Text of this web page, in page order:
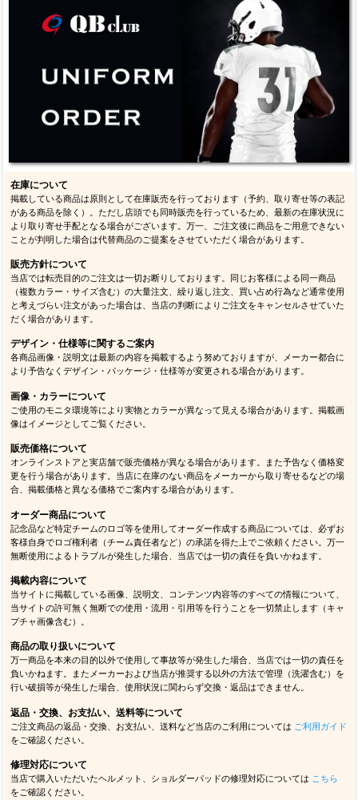
在庫について
掲載している商品は原則として在庫販売を行っております（予約、取り寄せ等の表記
がある商品を除く）。ただし店頭でも同時販売を行っているため、最新の在庫状況に
より取り寄せ手配となる場合がございます。万一、ご注文後に商品をご用意できない
ことが判明した場合は代替商品のご提案をさせていただく場合があります。
販売方針について
当店では転売目的のご注文は一切お断りしております。同じお客様による同一商品
（複数カラー・サイズ含む）の大量注文、繰り返し注文、買い占め行為など通常使用
と考えづらい注文があった場合は、当店の判断によりご注文をキャンセルさせていた
だく場合があります。
デザイン・仕様等に関するご案内
各商品画像・説明文は最新の内容を掲載するよう努めておりますが、メーカー都合に
より予告なくデザイン・パッケージ・仕様等が変更される場合があります。
画像・カラーについて
ご使用のモニタ環境等により実物とカラーが異なって見える場合があります。掲載画
像はイメージとしてご覧ください。
販売価格について
オンラインストアと実店舗で販売価格が異なる場合があります。また予告なく価格変
更を行う場合があります。当店に在庫のない商品をメーカーから取り寄せるなどの場
合、掲載価格と異なる価格でご案内する場合があります。
オーダー商品について
記念品など特定チームのロゴ等を使用してオーダー作成する商品については、必ずお
客様自身でロゴ権利者（チーム責任者など）の承諾を得た上でご依頼ください。万一
無断使用によるトラブルが発生した場合、当店では一切の責任を負いかねます。
掲載内容について
当サイトに掲載している画像、説明文、コンテンツ内容等のすべての情報について、
当サイトの許可無く無断での使用・流用・引用等を行うことを一切禁止します（キャ
プチャ画像含む）。
商品の取り扱いについて
万一商品を本来の目的以外で使用して事故等が発生した場合、当店では一切の責任を
負いかねます。またメーカーおよび当店が推奨する以外の方法で管理（洗濯含む）を
行い破損等が発生した場合、使用状況に関わらず交換・返品はできません。
返品・交換、お支払い、送料等について
ご注文商品の返品・交換、お支払い、送料など当店のご利用については ご利用ガイド
をご確認ください。
修理対応について
当店で購入いただいたヘルメット、ショルダーパッドの修理対応については こちら
をご確認ください。